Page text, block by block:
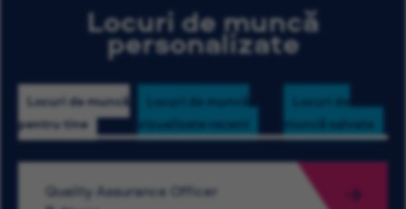
Locuri de muncă
personalizate
Locuri de muncă
pentru tine
Locuri de muncă
vizualizate recent
Locuri de
muncă salvate
Quality Assurance Officer